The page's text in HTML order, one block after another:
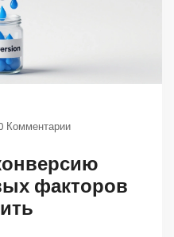
Комментарии
факторов